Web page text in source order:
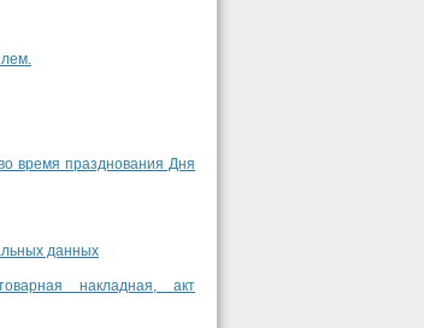
время празднования Дня
данных
накладная, акт